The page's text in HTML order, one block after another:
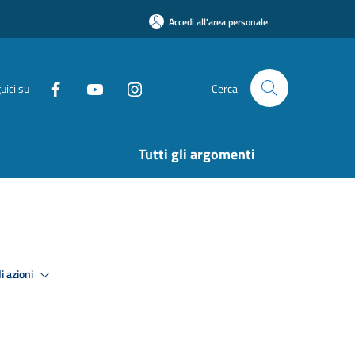
Accedi all'area personale
su Cerca
Tutti gli argomenti
azioni